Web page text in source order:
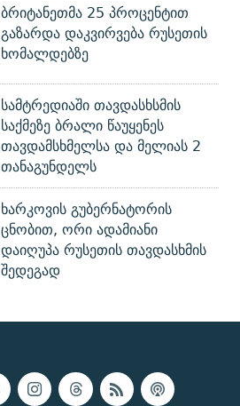
ბრიტანეთმა 25 პროცენტით
გაზარდა დაკვირვება რუსეთის
ხომალდებზე
სამტრედიაში თავდასხსმის
საქმეზე ბრალი წაუყენეს
თავდამსხმელსა და მელიას 2
თანაგუნდელს
ხარკოვის გუბერნატორის
ცნობით, ორი ადამიანი
დაიღუპა რუსეთის თავდასხმის
შედეგად